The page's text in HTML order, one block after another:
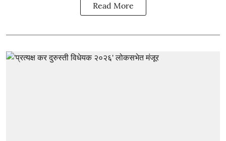
Read More